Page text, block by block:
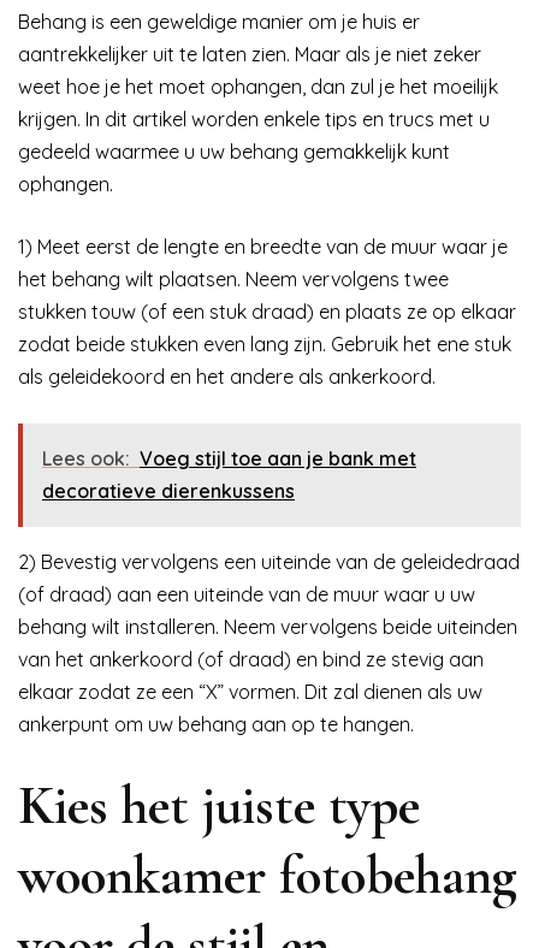
Behang is een geweldige manier om je huis er
aantrekkelijker uit te laten zien. Maar als je niet zeker
weet hoe je het moet ophangen, dan zul je het moeilijk
krijgen. In dit artikel worden enkele tips en trucs met u
gedeeld waarmee u uw behang gemakkelijk kunt
ophangen.
1) Meet eerst de lengte en breedte van de muur waar je
het behang wilt plaatsen. Neem vervolgens twee
stukken touw (of een stuk draad) en plaats ze op elkaar
zodat beide stukken even lang zijn. Gebruik het ene stuk
als geleidekoord en het andere als ankerkoord.
Lees ook: Voeg stijl toe aan je bank met
decoratieve dierenkussens
2) Bevestig vervolgens een uiteinde van de geleidedraad
(of draad) aan een uiteinde van de muur waar u uw
behang wilt installeren. Neem vervolgens beide uiteinden
van het ankerkoord (of draad) en bind ze stevig aan
elkaar zodat ze een “X” vormen. Dit zal dienen als uw
ankerpunt om uw behang aan op te hangen.
Kies het juiste type
woonkamer fotobehang